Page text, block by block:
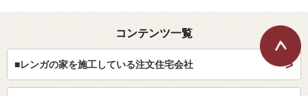
コンテンツ一覧
■レンガの家を施工している注文住宅会社